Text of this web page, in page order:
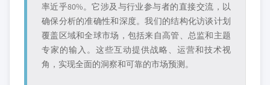
率近乎80%。它涉及与行业参与者的直接交流，以
确保分析的准确性和深度。我们的结构化访谈计划
覆盖区域和全球市场，包括来自高管、总监和主题
专家的输入。这些互动提供战略、运营和技术视
角，实现全面的洞察和可靠的市场预测。